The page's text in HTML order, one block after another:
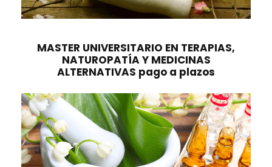
MASTER UNIVERSITARIO EN TERAPIAS,
NATUROPATÍA Y MEDICINAS
ALTERNATIVAS pago a plazos